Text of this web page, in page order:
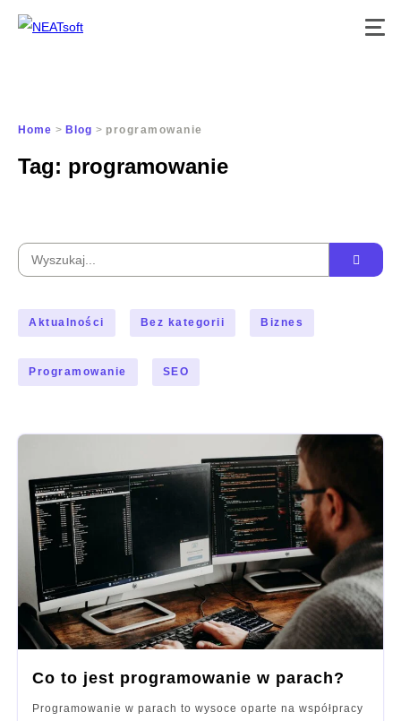
treściHome > Blog > programowanie
Tag: programowanie
Wyszukaj:
Aktualności Bez kategorii Biznes
Programowanie SEO
Co to jest programowanie w parach?
Programowanie w parach to wysoce oparte na współpracy